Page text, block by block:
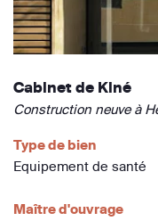
Cabinet de Kiné
Construction neuve à
Type de bien
Equipement de santé
Maître d'ouvrage